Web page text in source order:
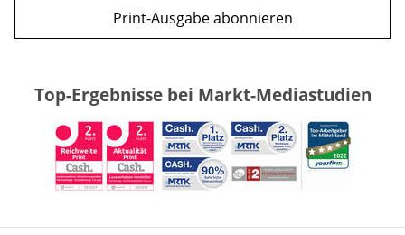
Print-Ausgabe abonnieren
Top-Ergebnisse bei Markt-Mediastudien